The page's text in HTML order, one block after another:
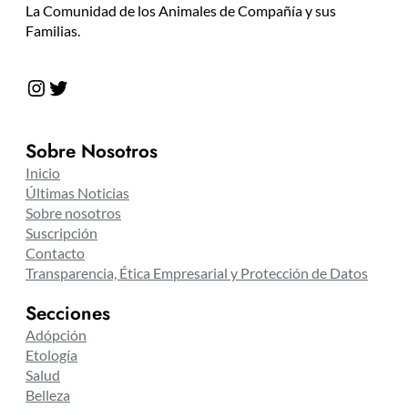
La Comunidad de los Animales de Compañía y sus
Familias.
Instagram Twitter
Sobre Nosotros
Inicio
Últimas Noticias
Sobre nosotros
Suscripción
Contacto
Transparencia, Ética Empresarial y Protección de Datos
Secciones
Adópción
Etología
Salud
Belleza